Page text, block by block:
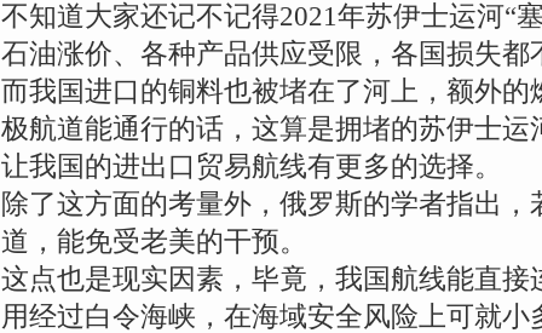
不知道大家还记不记得2021年苏伊士运河“
石油涨价、各种产品供应受限，各国损失都
而我国进口的铜料也被堵在了河上，额外
极航道能通行的话，这算是拥堵的苏伊士运
让我国的进出口贸易航线有更多的选择。
除了这方面的考量外，俄罗斯的学者指出
道，能免受老美的干预。
这点也是现实因素，毕竟，我国航线能直
用经过白令海峡，在海域安全风险上可就小